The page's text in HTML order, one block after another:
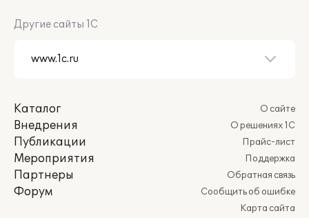
Другие сайты 1С
Каталог
Внедрения
Публикации
Мероприятия
Партнеры
Форум
О сайте
О решениях 1С
Прайс-лист
Поддержка
Обратная связь
Сообщить об ошибке
Карта сайта